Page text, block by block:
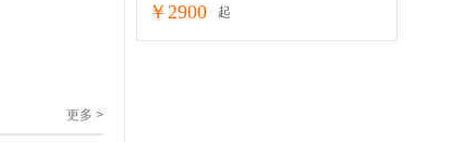
更多 >
￥2900 起